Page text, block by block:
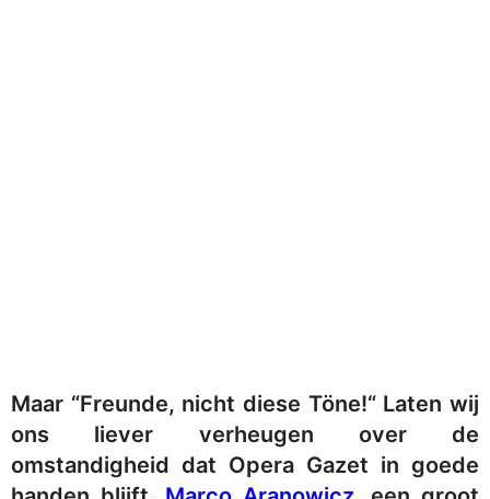
Maar “Freunde, nicht diese Töne!“ Laten wij
ons liever verheugen over de
omstandigheid dat Opera Gazet in goede